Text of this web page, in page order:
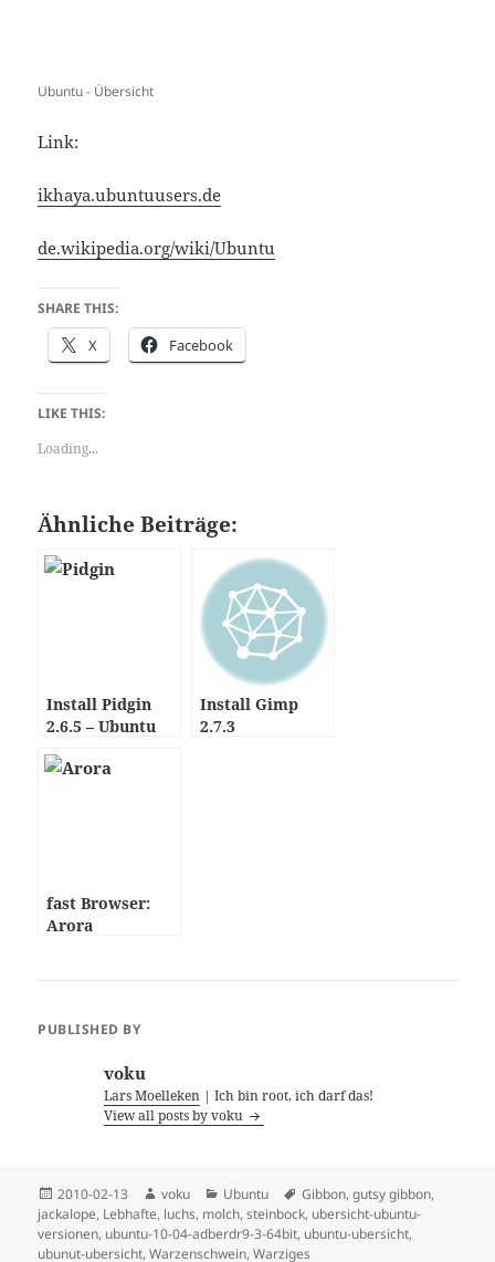
Ubuntu - Übersicht
Link:
ikhaya.ubuntuusers.de
de.wikipedia.org/wiki/Ubuntu
SHARE THIS:
X Facebook
LIKE THIS:
Loading...
Ähnliche Beiträge:
Install Pidgin
2.6.5 – Ubuntu
Install Gimp
2.7.3
fast Browser:
Arora
PUBLISHED BY
voku
Lars Moelleken | Ich bin root, ich darf das!
View all posts by voku
Posted
on
2010-02-13 Author
voku Categories
Ubuntu Tags
Gibbon,gutsy gibbon,
jackalope, Lebhafte, luchs, molch,steinbock, ubersicht-ubuntu-
versionen, ubuntu-10-04-adberdr9-3-64bit, ubuntu-ubersicht,
ubunut-ubersicht,Warzenschwein,Warziges